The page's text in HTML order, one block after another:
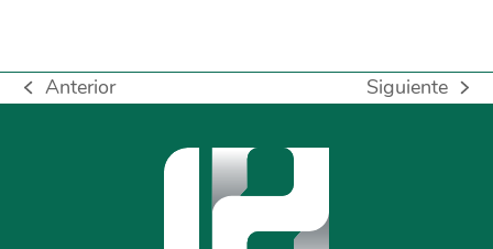
previous
Anterior
next
Siguiente